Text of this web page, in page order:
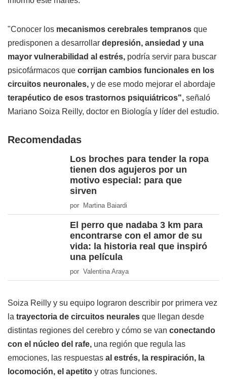
"Conocer los mecanismos cerebrales tempranos que
predisponen a desarrollar depresión, ansiedad y una
mayor vulnerabilidad al estrés, podría servir para buscar
psicofármacos que corrijan cambios funcionales en los
circuitos neuronales, y de ese modo mejorar el abordaje
terapéutico de esos trastornos psiquiátricos", señaló
Mariano Soiza Reilly, doctor en Biología y líder del estudio.
Recomendadas
Los broches para tender la ropa
tienen dos agujeros por un
motivo especial: para que
sirven
por Martina Baiardi
El perro que nadaba 3 km para
encontrarse con el amor de su
vida: la historia real que inspiró
una película
por Valentina Araya
Soiza Reilly y su equipo lograron describir por primera vez
la trayectoria de circuitos neurales que llegan desde
distintas regiones del cerebro y cómo se van conectando
con el núcleo del rafe, una región que regula las
emociones, las respuestas al estrés, la respiración, la
locomoción, el apetito y otras funciones.